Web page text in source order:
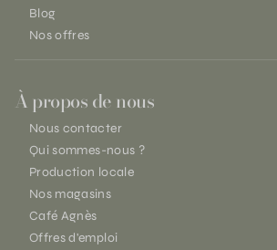
Blog
Nos offres
À propos de nous
Nous contacter
Qui sommes-nous ?
Production locale
Nos magasins
Café Agnès
Offres d'emploi